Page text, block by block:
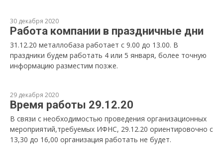
30 декабря 2020
Работа компании в праздничные дни
31.12.20 металлобаза работает с 9.00 до 13.00. В
праздники будем работать 4 или 5 января, более точную
информацию разместим позже.
29 декабря 2020
Время работы 29.12.20
В связи с необходимостью проведения организационных
мероприятий,требуемых ИФНС, 29.12.20 ориентировочно с
13,30 до 16,00 организация работать не будет.